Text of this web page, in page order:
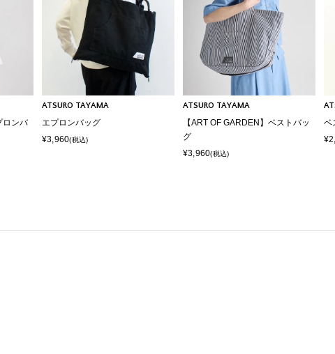
ロンバ
ATSURO TAYAMA
エプロンバッグ
¥3,960(税込)
ATSURO TAYAMA
【ART OF GARDEN】ベストバッ
グ
¥3,960(税込)
ベ